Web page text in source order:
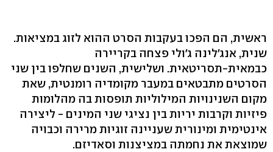
ראשית, הם הפכו בעקבות הסרט ההוא לזוג במציאות.
שנית, אנג'לינה ג'ולי פצחה בקריירה
כבמאית-תסריטאית. ושלישית, השנים שחלפו בין שני
הסרטים מתבטאים במעבר מקומדיה רומנטית, שאת
מקום השנינויות המילוליות תופסות בה מהלומות
פיזיות וקרבות יריות בין נציגי שני המינים - ליצירה
אינטימית ומינורית שעניינה זוגיות מרירה וכבויה
שמוצאת את נחמתה במציצנות וסאדיזם.